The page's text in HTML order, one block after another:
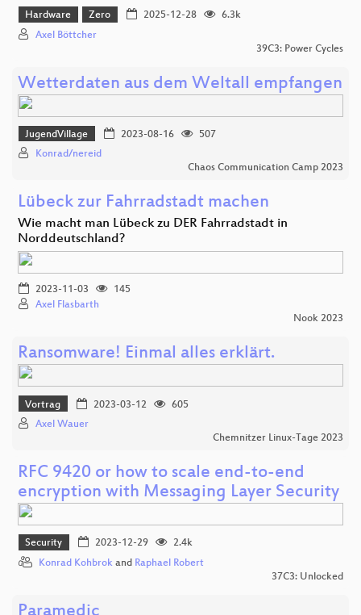
Hardware Zero 2025-12-28
6.3k
Axel Böttcher
39C3: Power Cycles
Wetterdaten aus dem Weltall empfangen
JugendVillage 2023-08-16
507
Konrad/nereid
Chaos Communication Camp 2023
Lübeck zur Fahrradstadt machen
Wie macht man Lübeck zu DER Fahrradstadt in
Norddeutschland?
2023-11-03
145
Axel Flasbarth
Nook 2023
Ransomware! Einmal alles erklärt.
Vortrag 2023-03-12
605
Axel Wauer
Chemnitzer Linux-Tage 2023
RFC 9420 or how to scale end-to-end
encryption with Messaging Layer Security
Security 2023-12-29
2.4k
Konrad Kohbrok and Raphael Robert
37C3: Unlocked